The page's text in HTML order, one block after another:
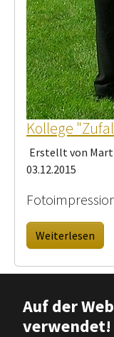
Auf der
verwendet!
Kollege
Erstellt von
03.12.2015
Weiterlesen